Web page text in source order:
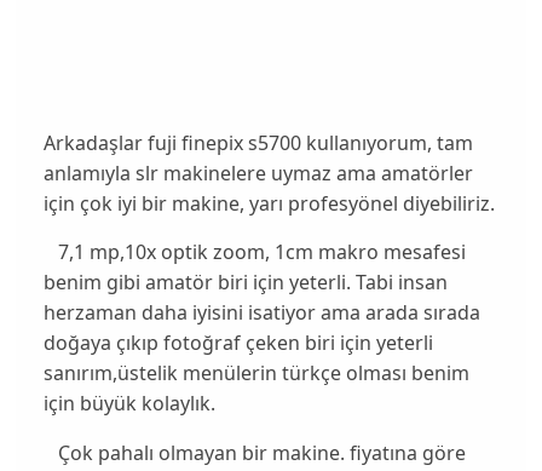
Arkadaşlar fuji finepix s5700 kullanıyorum, tam
anlamıyla slr makinelere uymaz ama amatörler
için çok iyi bir makine, yarı profesyönel diyebiliriz.
7,1 mp,10x optik zoom, 1cm makro mesafesi
benim gibi amatör biri için yeterli. Tabi insan
herzaman daha iyisini isatiyor ama arada sırada
doğaya çıkıp fotoğraf çeken biri için yeterli
sanırım,üstelik menülerin türkçe olması benim
için büyük kolaylık.
Çok pahalı olmayan bir makine. fiyatına göre